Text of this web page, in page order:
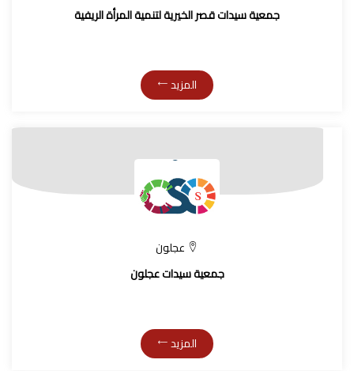
جمعية سيدات قصر الخيرية لتنمية المرأة الريفية
المزيد
عجلون
جمعية سيدات عجلون
المزيد